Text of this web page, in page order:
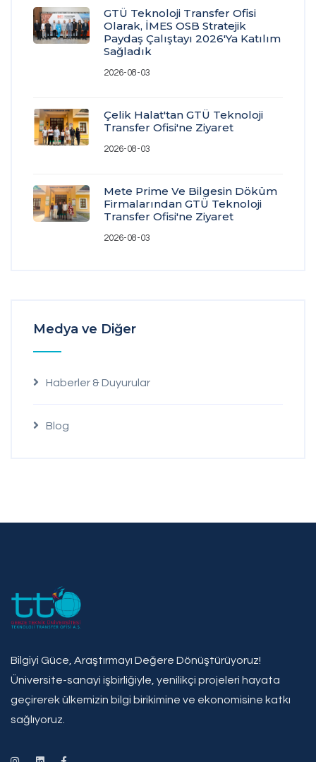
GTÜ Teknoloji Transfer Ofisi
Olarak, İMES OSB Stratejik
Paydaş Çalıştayı 2026'ya Katılım
Sağladık
2026-08-03
Çelik Halat'tan GTÜ Teknoloji
Transfer Ofisi'ne Ziyaret
2026-08-03
Mete Prime Ve Bilgesin Döküm
Firmalarından GTÜ Teknoloji
Transfer Ofisi'ne Ziyaret
2026-08-03
Medya ve Diğer
Haberler & Duyurular
Blog
Bilgiyi Güce, Araştırmayı Değere Dönüştürüyoruz!
Üniversite-sanayi işbirliğiyle, yenilikçi projeleri hayata
geçirerek ülkemizin bilgi birikimine ve ekonomisine katkı
sağlıyoruz.